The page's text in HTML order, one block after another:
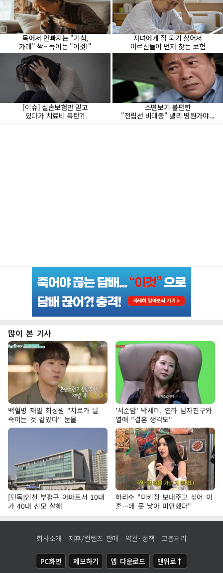
많이 본 기사
백혈병 재발 최성원 "치료가 날
죽이는 것 같았다" 눈물
'서준맘' 박세미, 연하 남자친구와
열애 "결혼 생각도"
[단독]인천 부평구 아파트서 10대
가 40대 친모 살해
하리수 "미키정 보내주고 싶어 이
혼…애 못 낳아 미안했다"
회사소개 제휴/컨텐츠 판매 약관·정책 고충처리
PC화면 제보하기 앱 다운로드 맨위로↑